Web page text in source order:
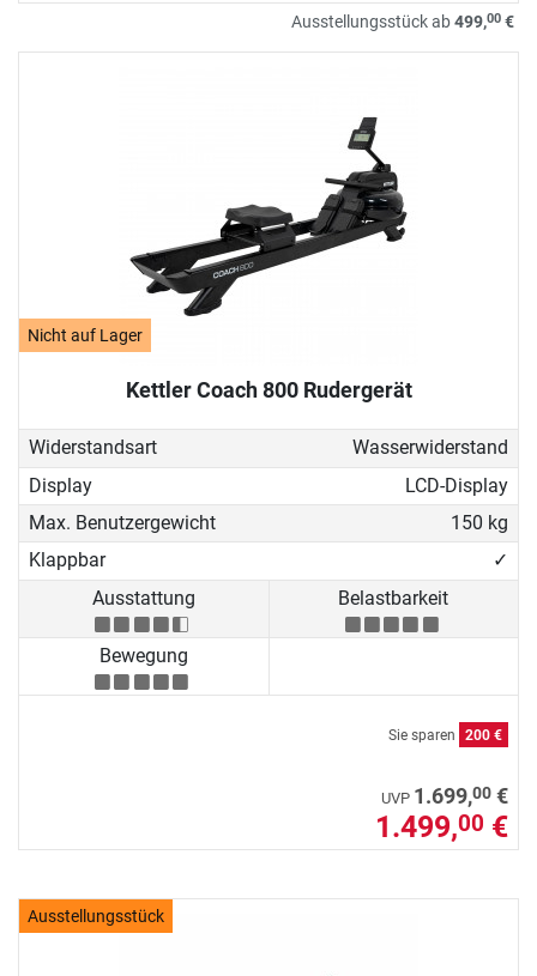
Ausstellungsstück ab499,00 €
Nicht auf Lager
Kettler Coach 800 Rudergerät
Widerstandsart
Wasserwiderstand
Display
LCD-Display
Max. Benutzergewicht
150 kg
Klappbar
✓
Ausstattung
Belastbarkeit
Bewegung
Sie sparen 200 €
UVP 1.699,00 €
1.499,00 €
Ausstellungsstück